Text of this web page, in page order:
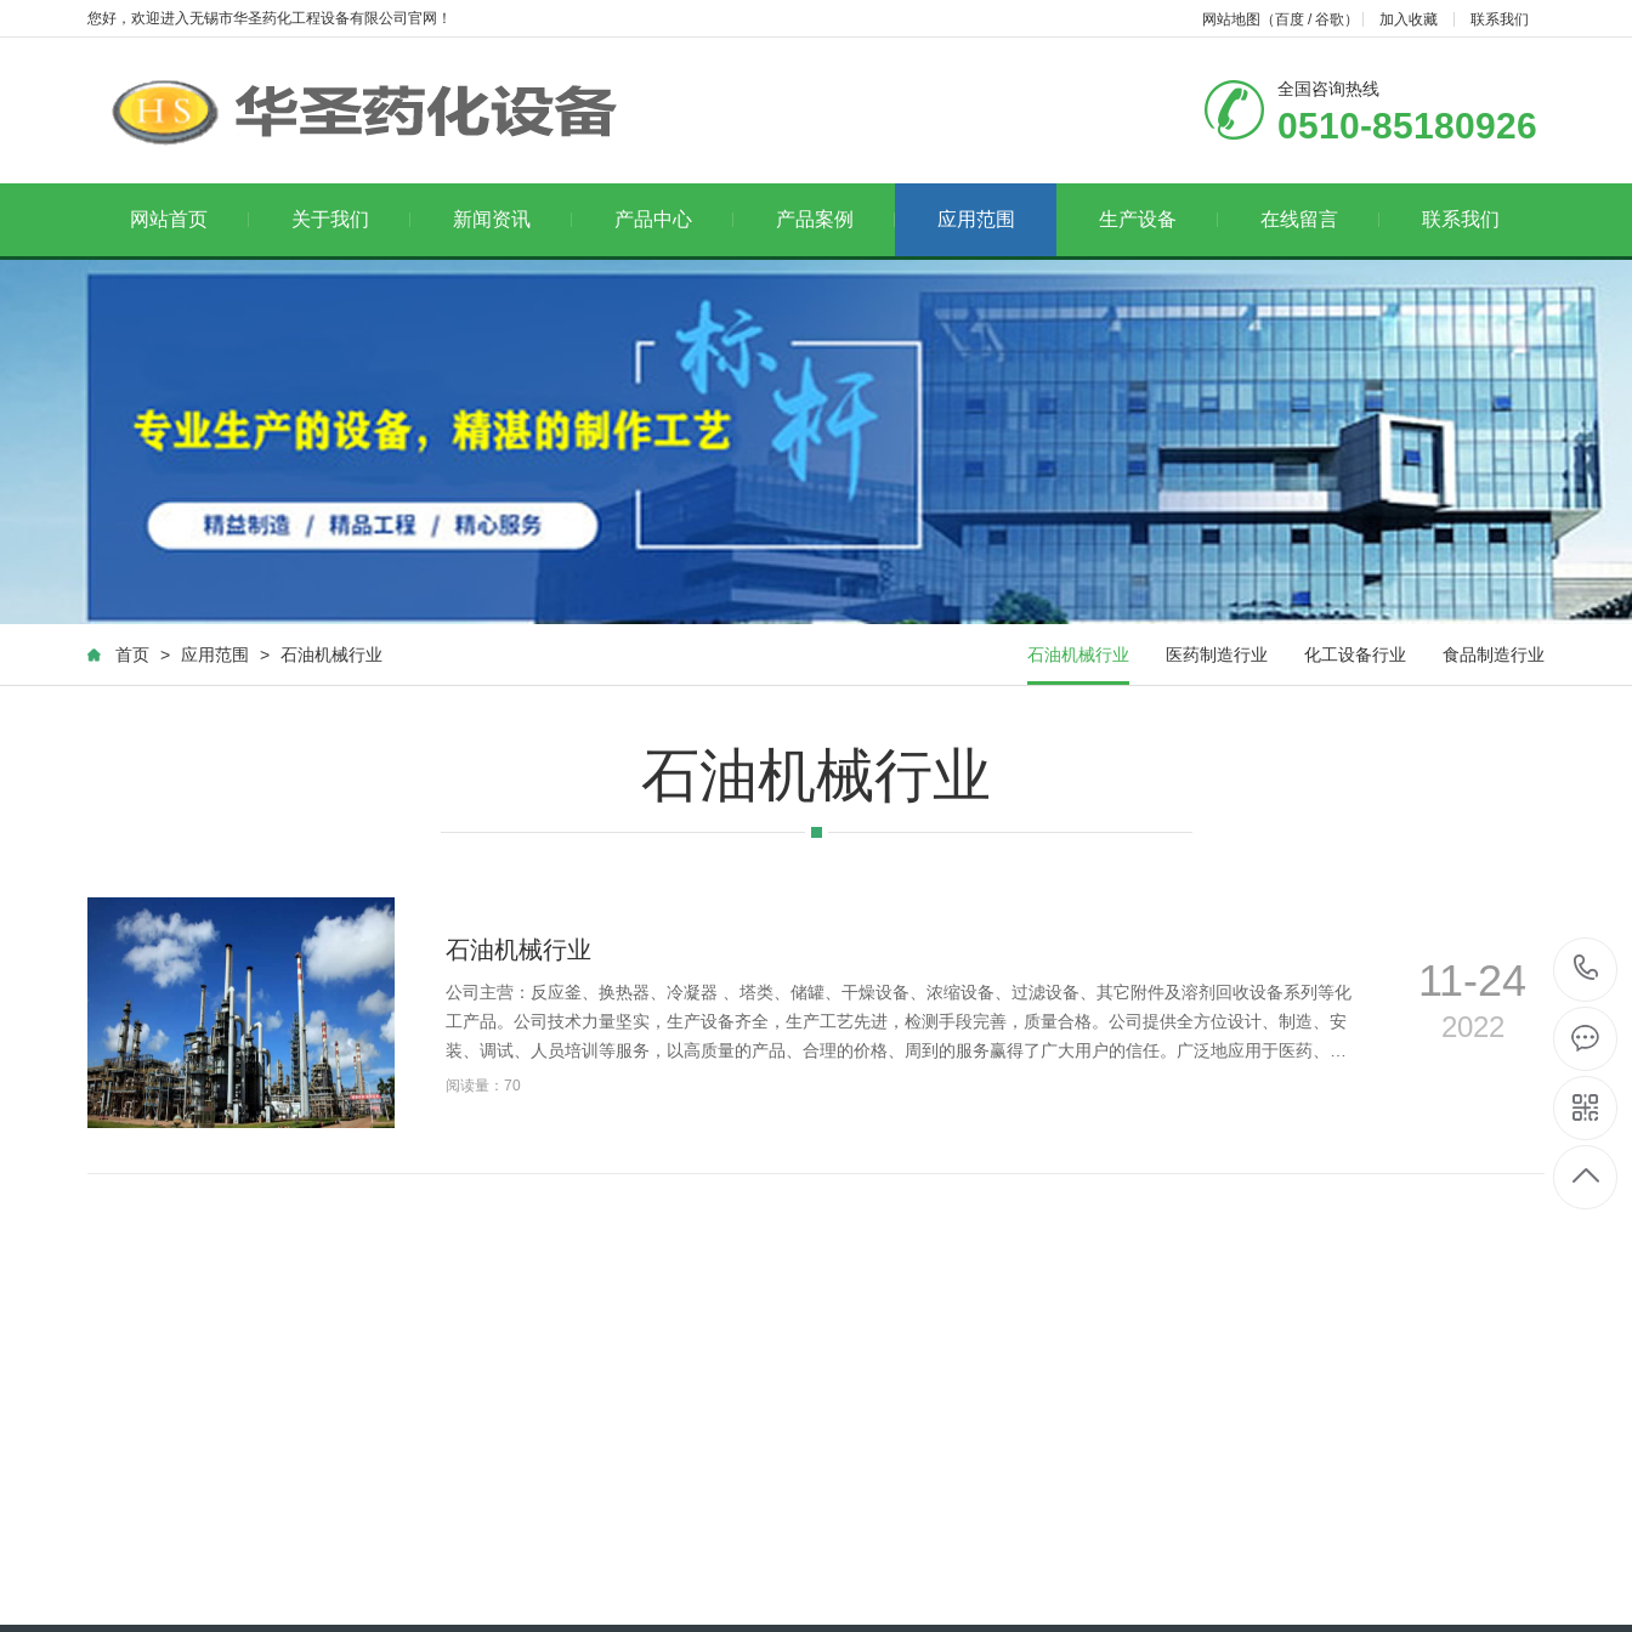
您好，欢迎进入无锡市华圣药化工程设备有限公司官网！ 网站地图 （百度 /谷歌 ） 加入收藏 联系我们
全国咨询热线
0510-85180926
网站首页 关于我们 新闻资讯 产品中心 产品案例 应用范围 生产设备 在线留言 联系我们
首页 > 应用范围 > 石油机械行业 石油机械行业 医药制造行业 化工设备行业 食品制造行业
石油机械行业
石油机械行业
公司主营：反应釜、换热器、冷凝器 、塔类、储罐、干燥设备、浓缩设备、过滤设备、其它附件及溶剂回收设备系列等化
工产品。公司技术力量坚实，生产设备齐全，生产工艺先进，检测手段完善，质量合格。公司提供全方位设计、制造、安
装、调试、人员培训等服务，以高质量的产品、合理的价格、周到的服务赢得了广大用户的信任。广泛地应用于医药、…
阅读量：70
11-24
2022